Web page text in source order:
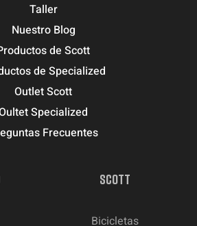
Taller
Nuestro Blog
de Scott
de Specialized
Outlet Scott
Specialized
Frecuentes
SCOTT
Bicicletas